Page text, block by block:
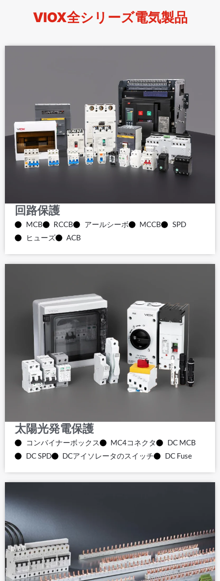
VIOX全シリーズ電気製品
回路保護
MCB RCCB アールシーボ MCCB
SPD
ヒューズ
ACB
太陽光発電保護
コンバイナーボックス MC4コネクタ
DC MCB
DC SPD
DCアイソレータのスイッチ DC Fuse